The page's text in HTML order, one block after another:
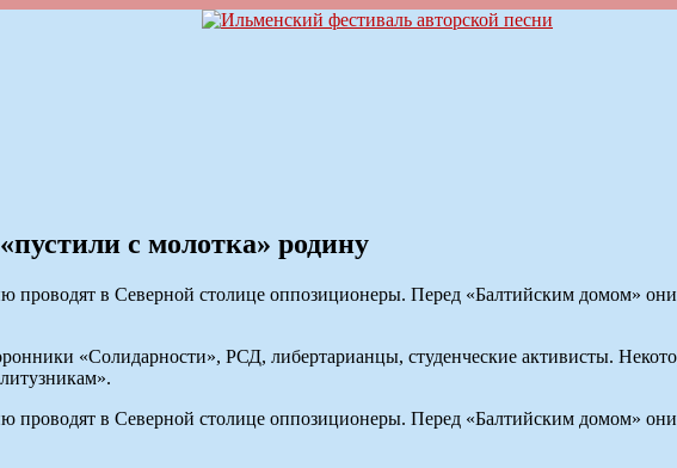
с молотка» родину
в Северной столице оппозиционеры. Перед «Балтийским домом» они
«Солидарности», РСД, либертарианцы, студенческие активисты.
в Северной столице оппозиционеры. Перед «Балтийским домом» они